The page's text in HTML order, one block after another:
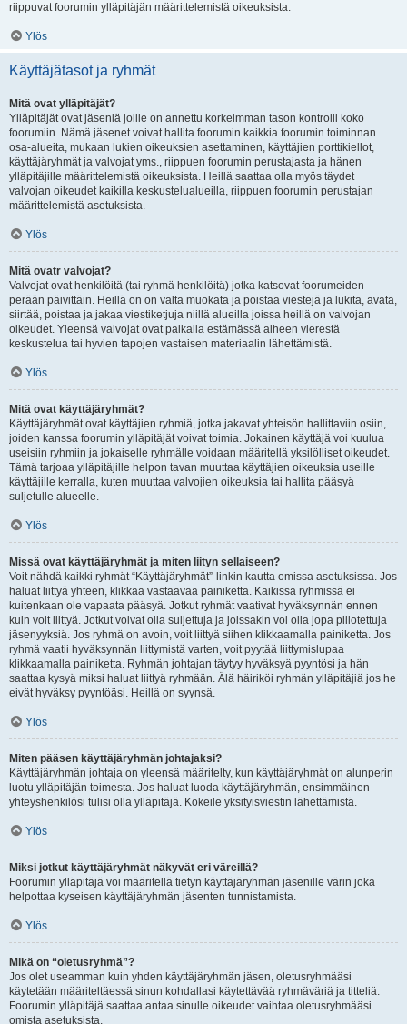
riippuvat foorumin ylläpitäjän määrittelemistä oikeuksista.
Ylös
Käyttäjätasot ja ryhmät
Mitä ovat ylläpitäjät?
Ylläpitäjät ovat jäseniä joille on annettu korkeimman tason kontrolli koko
foorumiin. Nämä jäsenet voivat hallita foorumin kaikkia foorumin toiminnan
osa-alueita, mukaan lukien oikeuksien asettaminen, käyttäjien porttikiellot,
käyttäjäryhmät ja valvojat yms., riippuen foorumin perustajasta ja hänen
ylläpitäjille määrittelemistä oikeuksista. Heillä saattaa olla myös täydet
valvojan oikeudet kaikilla keskustelualueilla, riippuen foorumin perustajan
määrittelemistä asetuksista.
Ylös
Mitä ovatr valvojat?
Valvojat ovat henkilöitä (tai ryhmä henkilöitä) jotka katsovat foorumeiden
perään päivittäin. Heillä on on valta muokata ja poistaa viestejä ja lukita, avata,
siirtää, poistaa ja jakaa viestiketjuja niillä alueilla joissa heillä on valvojan
oikeudet. Yleensä valvojat ovat paikalla estämässä aiheen vierestä
keskustelua tai hyvien tapojen vastaisen materiaalin lähettämistä.
Ylös
Mitä ovat käyttäjäryhmät?
Käyttäjäryhmät ovat käyttäjien ryhmiä, jotka jakavat yhteisön hallittaviin osiin,
joiden kanssa foorumin ylläpitäjät voivat toimia. Jokainen käyttäjä voi kuulua
useisiin ryhmiin ja jokaiselle ryhmälle voidaan määritellä yksilölliset oikeudet.
Tämä tarjoaa ylläpitäjille helpon tavan muuttaa käyttäjien oikeuksia useille
käyttäjille kerralla, kuten muuttaa valvojien oikeuksia tai hallita pääsyä
suljetulle alueelle.
Ylös
Missä ovat käyttäjäryhmät ja miten liityn sellaiseen?
Voit nähdä kaikki ryhmät “Käyttäjäryhmät”-linkin kautta omissa asetuksissa. Jos
haluat liittyä yhteen, klikkaa vastaavaa painiketta. Kaikissa ryhmissä ei
kuitenkaan ole vapaata pääsyä. Jotkut ryhmät vaativat hyväksynnän ennen
kuin voit liittyä. Jotkut voivat olla suljettuja ja joissakin voi olla jopa piilotettuja
jäsenyyksiä. Jos ryhmä on avoin, voit liittyä siihen klikkaamalla painiketta. Jos
ryhmä vaatii hyväksynnän liittymistä varten, voit pyytää liittymislupaa
klikkaamalla painiketta. Ryhmän johtajan täytyy hyväksyä pyyntösi ja hän
saattaa kysyä miksi haluat liittyä ryhmään. Älä häiriköi ryhmän ylläpitäjiä jos he
eivät hyväksy pyyntöäsi. Heillä on syynsä.
Ylös
Miten pääsen käyttäjäryhmän johtajaksi?
Käyttäjäryhmän johtaja on yleensä määritelty, kun käyttäjäryhmät on alunperin
luotu ylläpitäjän toimesta. Jos haluat luoda käyttäjäryhmän, ensimmäinen
yhteyshenkilösi tulisi olla ylläpitäjä. Kokeile yksityisviestin lähettämistä.
Ylös
Miksi jotkut käyttäjäryhmät näkyvät eri väreillä?
Foorumin ylläpitäjä voi määritellä tietyn käyttäjäryhmän jäsenille värin joka
helpottaa kyseisen käyttäjäryhmän jäsenten tunnistamista.
Ylös
Mikä on “oletusryhmä”?
Jos olet useamman kuin yhden käyttäjäryhmän jäsen, oletusryhmääsi
käytetään määriteltäessä sinun kohdallasi käytettävää ryhmäväriä ja titteliä.
Foorumin ylläpitäjä saattaa antaa sinulle oikeudet vaihtaa oletusryhmääsi
omista asetuksista.